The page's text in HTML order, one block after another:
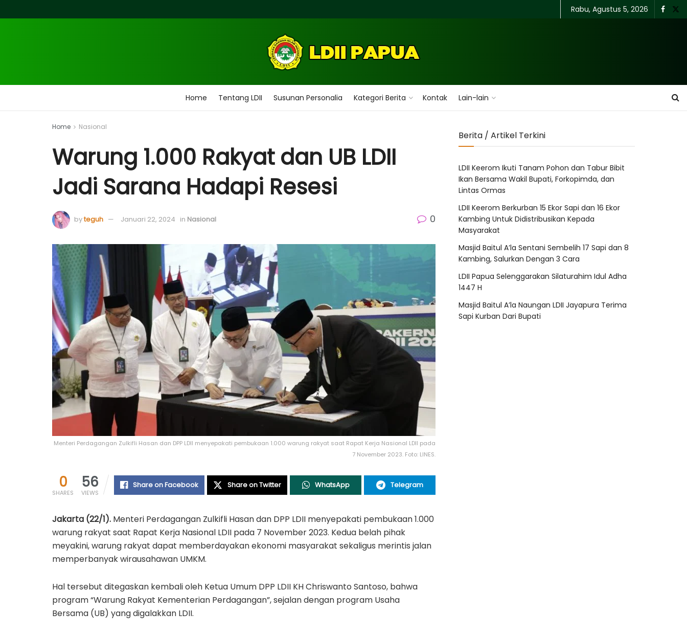
Rabu, Agustus 5, 2026
Home Tentang LDII Susunan Personalia Kategori Berita Kontak Lain-lain
Home Nasional
Warung 1.000 Rakyat dan UB LDII
Jadi Sarana Hadapi Resesi
byteguh Januari 22, 2024 in Nasional 0
Menteri Perdagangan Zulkifli Hasan dan DPP LDII menyepakati pembukaan 1.000 warung rakyat saat Rapat Kerja Nasional LDII pada
7 November 2023. Foto: LINES.
0
SHARES
56
VIEWS
Share on Facebook Share on Twitter WhatsApp Telegram
Jakarta (22/1). Menteri Perdagangan Zulkifli Hasan dan DPP LDII menyepakati pembukaan 1.000
warung rakyat saat Rapat Kerja Nasional LDII pada 7 November 2023. Kedua belah pihak
meyakini, warung rakyat dapat memberdayakan ekonomi masyarakat sekaligus merintis jalan
memperbanyak wirausahawan UMKM.
Hal tersebut ditegaskan kembali oleh Ketua Umum DPP LDII KH Chriswanto Santoso, bahwa
program “Warung Rakyat Kementerian Perdagangan”, sejalan dengan program Usaha
Bersama (UB) yang digalakkan LDII.
Berita / Artikel Terkini
LDII Keerom Ikuti Tanam Pohon dan Tabur Bibit
Ikan Bersama Wakil Bupati, Forkopimda, dan
Lintas Ormas
LDII Keerom Berkurban 15 Ekor Sapi dan 16 Ekor
Kambing Untuk Didistribusikan Kepada
Masyarakat
Masjid Baitul A’la Sentani Sembelih 17 Sapi dan 8
Kambing, Salurkan Dengan 3 Cara
LDII Papua Selenggarakan Silaturahim Idul Adha
1447 H
Masjid Baitul A’la Naungan LDII Jayapura Terima
Sapi Kurban Dari Bupati